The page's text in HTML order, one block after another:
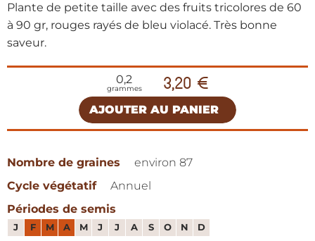
Plante de petite taille avec des fruits tricolores de 60
à 90 gr, rouges rayés de bleu violacé. Très bonne
saveur.
0,2
grammes 3,20 €
AJOUTER AU PANIER
Nombre de graines
environ 87
Cycle végétatif
Annuel
Périodes de semis
J F M A M J J A S O N D